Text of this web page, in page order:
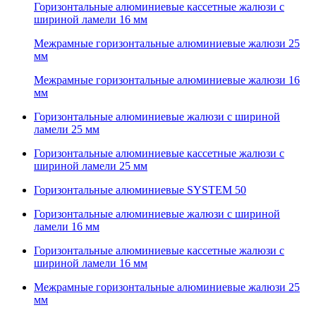
Горизонтальные алюминиевые кассетные жалюзи с
шириной ламели 16 мм
Межрамные горизонтальные алюминиевые жалюзи 25
мм
Межрамные горизонтальные алюминиевые жалюзи 16
мм
Горизонтальные алюминиевые жалюзи с шириной
ламели 25 мм
Горизонтальные алюминиевые кассетные жалюзи с
шириной ламели 25 мм
Горизонтальные алюминиевые SYSTEM 50
Горизонтальные алюминиевые жалюзи с шириной
ламели 16 мм
Горизонтальные алюминиевые кассетные жалюзи с
шириной ламели 16 мм
Межрамные горизонтальные алюминиевые жалюзи 25
мм